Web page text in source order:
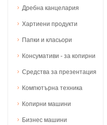
Дребна канцелария
Хартиени продукти
Папки и класьори
Консумативи - за копирни
Средства за презентация
Компютърна техника
Копирни машини
Бизнес машини